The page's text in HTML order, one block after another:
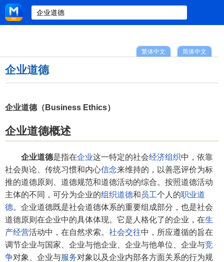
简体中文
繁体中文
企业道德
企业道德（Business Ethics）
企业道德概述
企业道德是指在企业这一特定的社会经济组织中，依靠
社会舆论、传统习惯和内心信念来维持的，以善恶评价为标
推的道德原则、道德规范和道德活动的综合。按照道德活动
主体的不同，可分为企业的组织道德和 员工个人的职业道
德。企业道德既是社会道德体系的重要组成部分，也是社会
道德原则在企业中的具体体现。它是人格化了的企业，在生
产经营活动中，在自然求索。 社会交往中，所应遵循的旨在
调节企业与国家、企业与他企业、企业与他单位、企业与竞
争对象、企业与服务对象以及企业内部各方面关系的行为规